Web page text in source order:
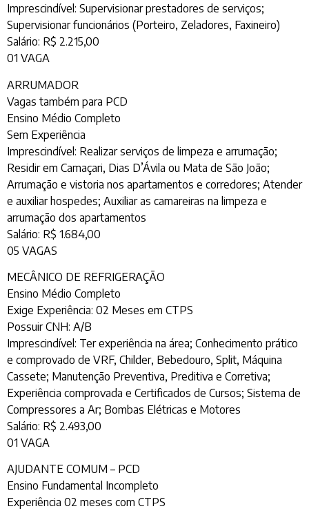
Imprescindível: Supervisionar prestadores de serviços;
Supervisionar funcionários (Porteiro, Zeladores, Faxineiro)
Salário: R$ 2.215,00
01 VAGA
ARRUMADOR
Vagas também para PCD
Ensino Médio Completo
Sem Experiência
Imprescindível: Realizar serviços de limpeza e arrumação;
Residir em Camaçari, Dias D’Ávila ou Mata de São João;
Arrumação e vistoria nos apartamentos e corredores; Atender
e auxiliar hospedes; Auxiliar as camareiras na limpeza e
arrumação dos apartamentos
Salário: R$ 1.684,00
05 VAGAS
MECÂNICO DE REFRIGERAÇÃO
Ensino Médio Completo
Exige Experiência: 02 Meses em CTPS
Possuir CNH: A/B
Imprescindível: Ter experiência na área; Conhecimento prático
e comprovado de VRF, Childer, Bebedouro, Split, Máquina
Cassete; Manutenção Preventiva, Preditiva e Corretiva;
Experiência comprovada e Certificados de Cursos; Sistema de
Compressores a Ar; Bombas Elétricas e Motores
Salário: R$ 2.493,00
01 VAGA
AJUDANTE COMUM – PCD
Ensino Fundamental Incompleto
Experiência 02 meses com CTPS